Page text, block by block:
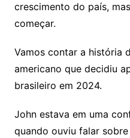
crescimento do país,
começar.
Vamos contar a história
americano que decidiu
brasileiro em 2024.
John estava em uma
quando ouviu falar